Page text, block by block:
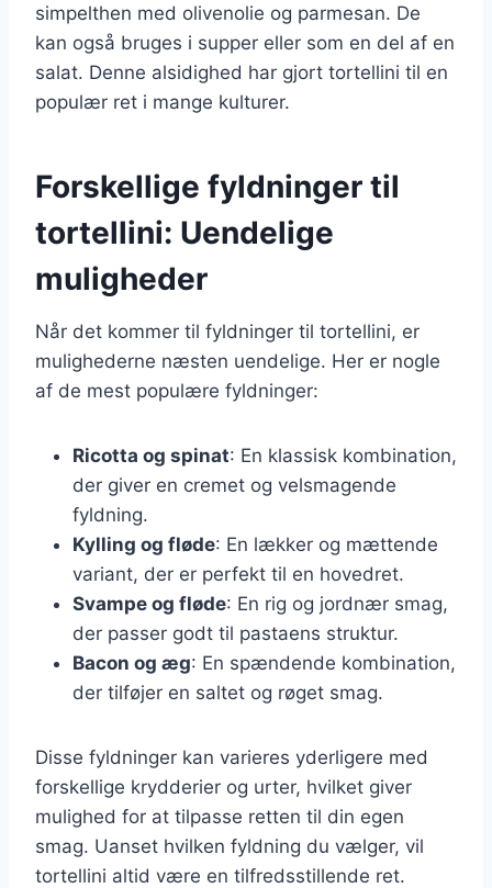
simpelthen med olivenolie og parmesan. De
kan også bruges i supper eller som en del af en
salat. Denne alsidighed har gjort tortellini til en
populær ret i mange kulturer.
Forskellige fyldninger til
tortellini: Uendelige
muligheder
Når det kommer til fyldninger til tortellini, er
mulighederne næsten uendelige. Her er nogle
af de mest populære fyldninger:
Ricotta og spinat: En klassisk kombination,
der giver en cremet og velsmagende
fyldning.
Kylling og fløde: En lækker og mættende
variant, der er perfekt til en hovedret.
Svampe og fløde: En rig og jordnær smag,
der passer godt til pastaens struktur.
Bacon og æg: En spændende kombination,
der tilføjer en saltet og røget smag.
Disse fyldninger kan varieres yderligere med
forskellige krydderier og urter, hvilket giver
mulighed for at tilpasse retten til din egen
smag. Uanset hvilken fyldning du vælger, vil
tortellini altid være en tilfredsstillende ret.